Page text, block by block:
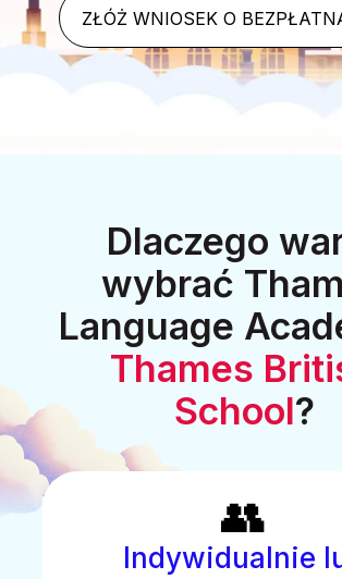
ZŁÓŻ WNIOSEK O
Dlaczego
wybrać
Language
Thames
School?
👥
Indywidualnie